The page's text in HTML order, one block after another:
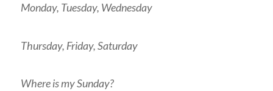
Monday, Tuesday, Wednesday
Thursday, Friday, Saturday
Where is my Sunday?